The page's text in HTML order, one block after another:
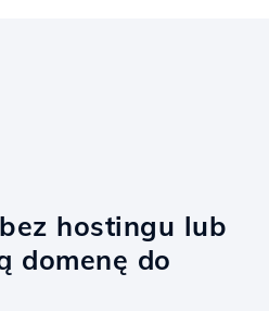
hostingu lub
domenę do